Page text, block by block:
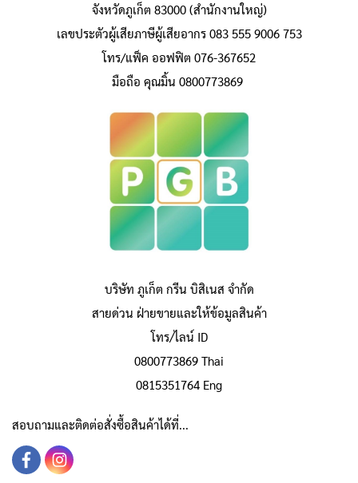
จังหวัดภูเก็ต 83000 (สำนักงานใหญ่)
เลขประตัวผู้เสียภาษีผู้เสียอากร 083 555 9006 753
โทร/แฟ็ค ออฟฟิต 076-367652
มือถือ คุณมิ้น 0800773869
บริษัท ภูเก็ต กรีน บิสิเนส จำกัด
สายด่วน ฝ่ายขายและให้ข้อมูลสินค้า
โทร/ไลน์ ID
0800773869 Thai
0815351764 Eng
สอบถามและติดต่อสั่งซื้อสินค้าได้ที่...